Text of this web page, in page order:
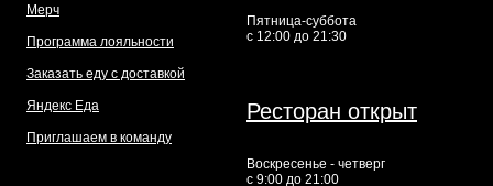
Мерч
Программа лояльности
Заказать еду с доставкой
Яндекс Еда
Приглашаем в команду
Пятница-суббота
с 12:00 до 21:30
Ресторан открыт
Воскресенье - четверг
с 9:00 до 21:00